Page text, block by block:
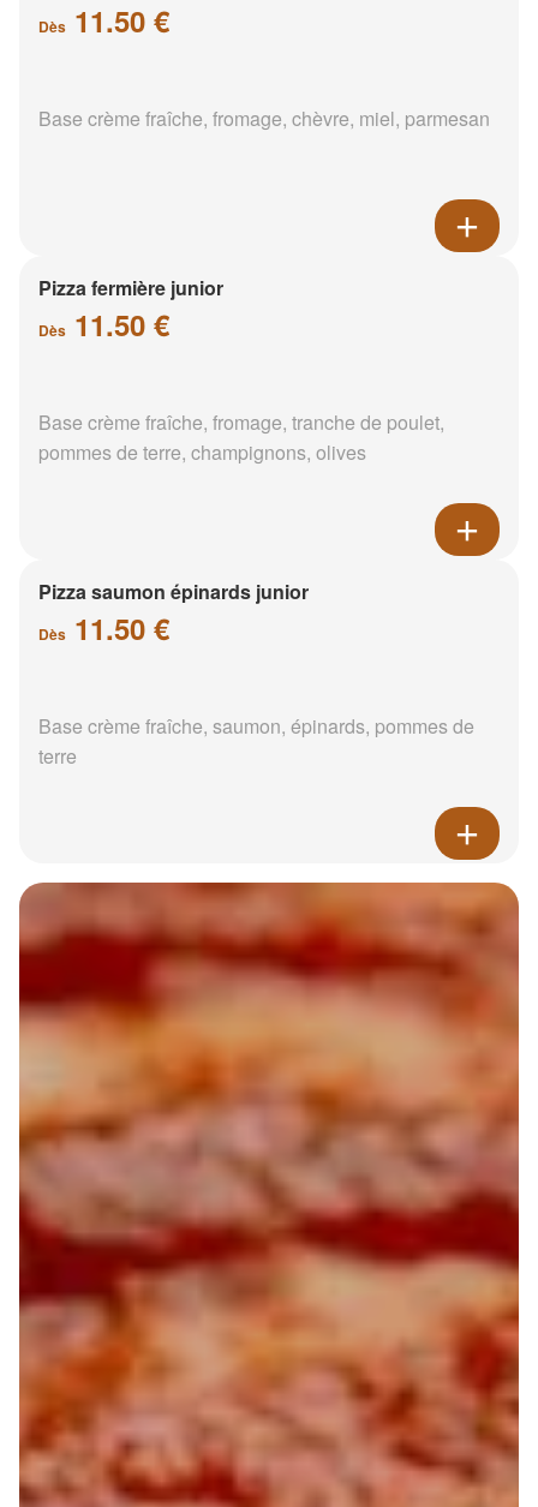
Dès 11.50 €
Base crème fraîche, fromage, chèvre, miel, parmesan
Pizza fermière junior
Dès 11.50 €
Base crème fraîche, fromage, tranche de poulet,
pommes de terre, champignons, olives
Pizza saumon épinards junior
Dès 11.50 €
Base crème fraîche, saumon, épinards, pommes de
terre